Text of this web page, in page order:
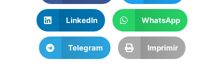
LinkedIn WhatsApp
Telegram Imprimir